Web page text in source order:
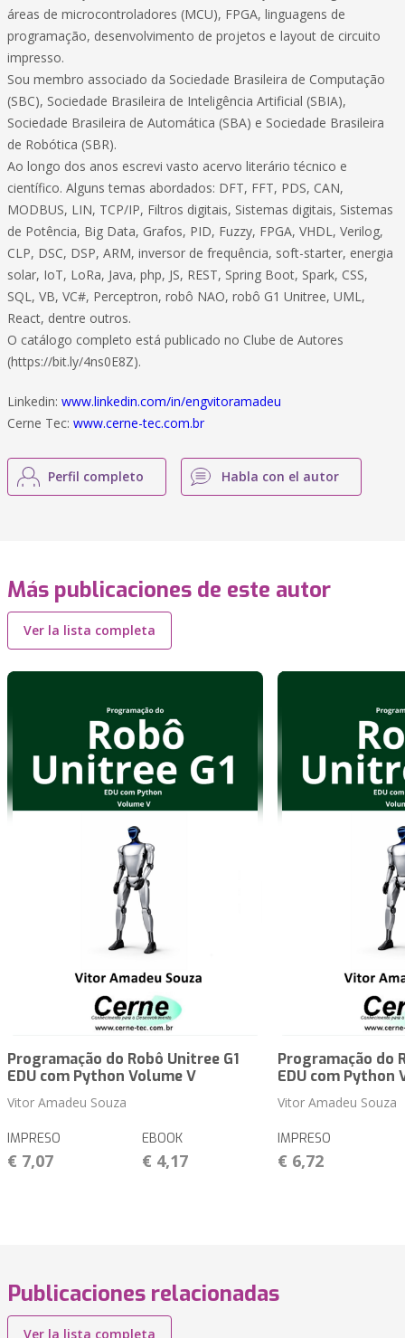
áreas de microcontroladores (MCU), FPGA, linguagens de
programação, desenvolvimento de projetos e layout de circuito
impresso.
Sou membro associado da Sociedade Brasileira de Computação
(SBC), Sociedade Brasileira de Inteligência Artificial (SBIA),
Sociedade Brasileira de Automática (SBA) e Sociedade Brasileira
de Robótica (SBR).
Ao longo dos anos escrevi vasto acervo literário técnico e
científico. Alguns temas abordados: DFT, FFT, PDS, CAN,
MODBUS, LIN, TCP/IP, Filtros digitais, Sistemas digitais, Sistemas
de Potência, Big Data, Grafos, PID, Fuzzy, FPGA, VHDL, Verilog,
CLP, DSC, DSP, ARM, inversor de frequência, soft-starter, energia
solar, IoT, LoRa, Java, php, JS, REST, Spring Boot, Spark, CSS,
SQL, VB, VC#, Perceptron, robô NAO, robô G1 Unitree, UML,
React, dentre outros.
O catálogo completo está publicado no Clube de Autores
(https://bit.ly/4ns0E8Z).
Linkedin: www.linkedin.com/in/engvitoramadeu
Cerne Tec: www.cerne-tec.com.br
Perfil completo Habla con el autor
Más publicaciones de este autor
Ver la lista completa
Programação do Robô Unitree G1
EDU com Python Volume V
Vitor Amadeu Souza
IMPRESO
€ 7,07
EBOOK
€ 4,17
Programação do
EDU com Python
Vitor Amadeu Souza
IMPRESO
€ 6,72
Publicaciones relacionadas
Ver la lista completa